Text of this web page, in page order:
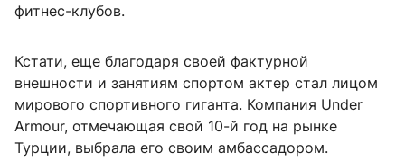
фитнес-клубов.
Кстати, еще благодаря своей фактурной
внешности и занятиям спортом актер стал лицом
мирового спортивного гиганта. Компания Under
Armour, отмечающая свой 10-й год на рынке
Турции, выбрала его своим амбассадором.